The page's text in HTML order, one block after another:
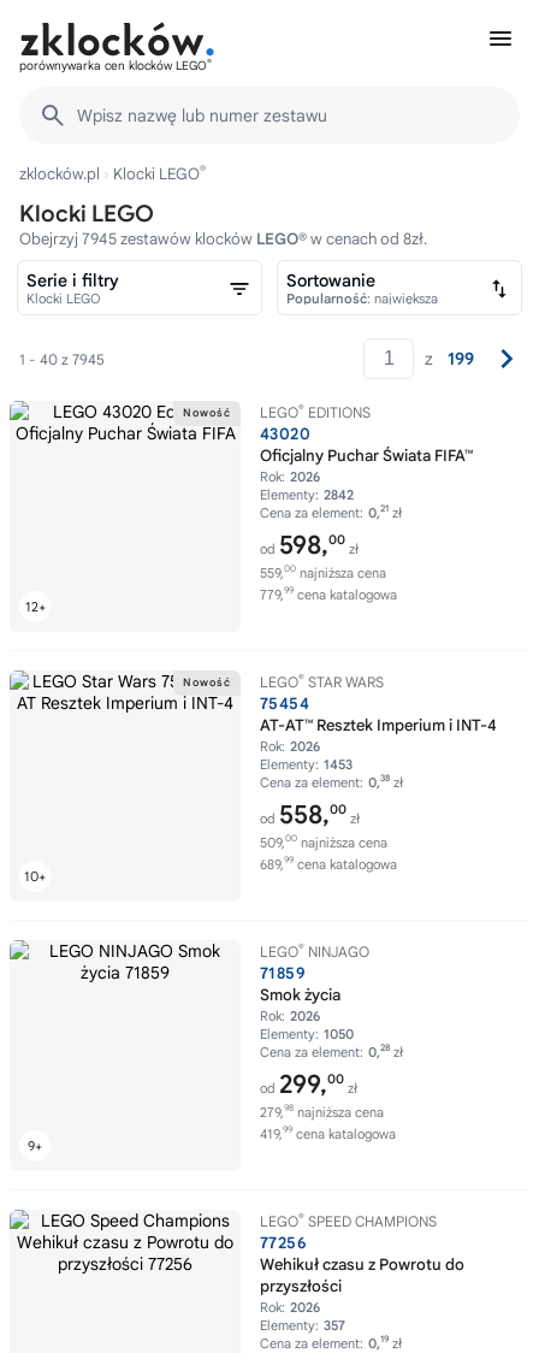
porównywarka cen klocków LEGO®
Wpisz nazwę lub numer zestawu
zklocków.pl Klocki LEGO®
Klocki LEGO
Obejrzyj 7945 zestawów klocków LEGO®w cenach od 8zł.
1 - 40 z 7945 z 199
LEGO® EDITIONS
43020
Oficjalny Puchar Świata FIFA™
Rok: 2026
Elementy: 2842
Cena za element: 0,21 zł
od 598,00
zł
559,00 najniższa cena
779,99 cena katalogowa
LEGO® STAR WARS
75454
AT-AT™ Resztek Imperium i INT-4
Rok: 2026
Elementy: 1453
Cena za element: 0,38 zł
od 558,00
zł
509,00 najniższa cena
689,99 cena katalogowa
LEGO® NINJAGO
71859
Smok życia
Rok: 2026
Elementy: 1050
Cena za element: 0,28 zł
od 299,00
zł
279,98 najniższa cena
419,99 cena katalogowa
LEGO® SPEED CHAMPIONS
77256
Wehikuł czasu z Powrotu do
przyszłości
Rok: 2026
Elementy: 357
Cena za element: 0,19 zł
Serie i filtry
Klocki LEGO
Sortowanie
Popularność: największa